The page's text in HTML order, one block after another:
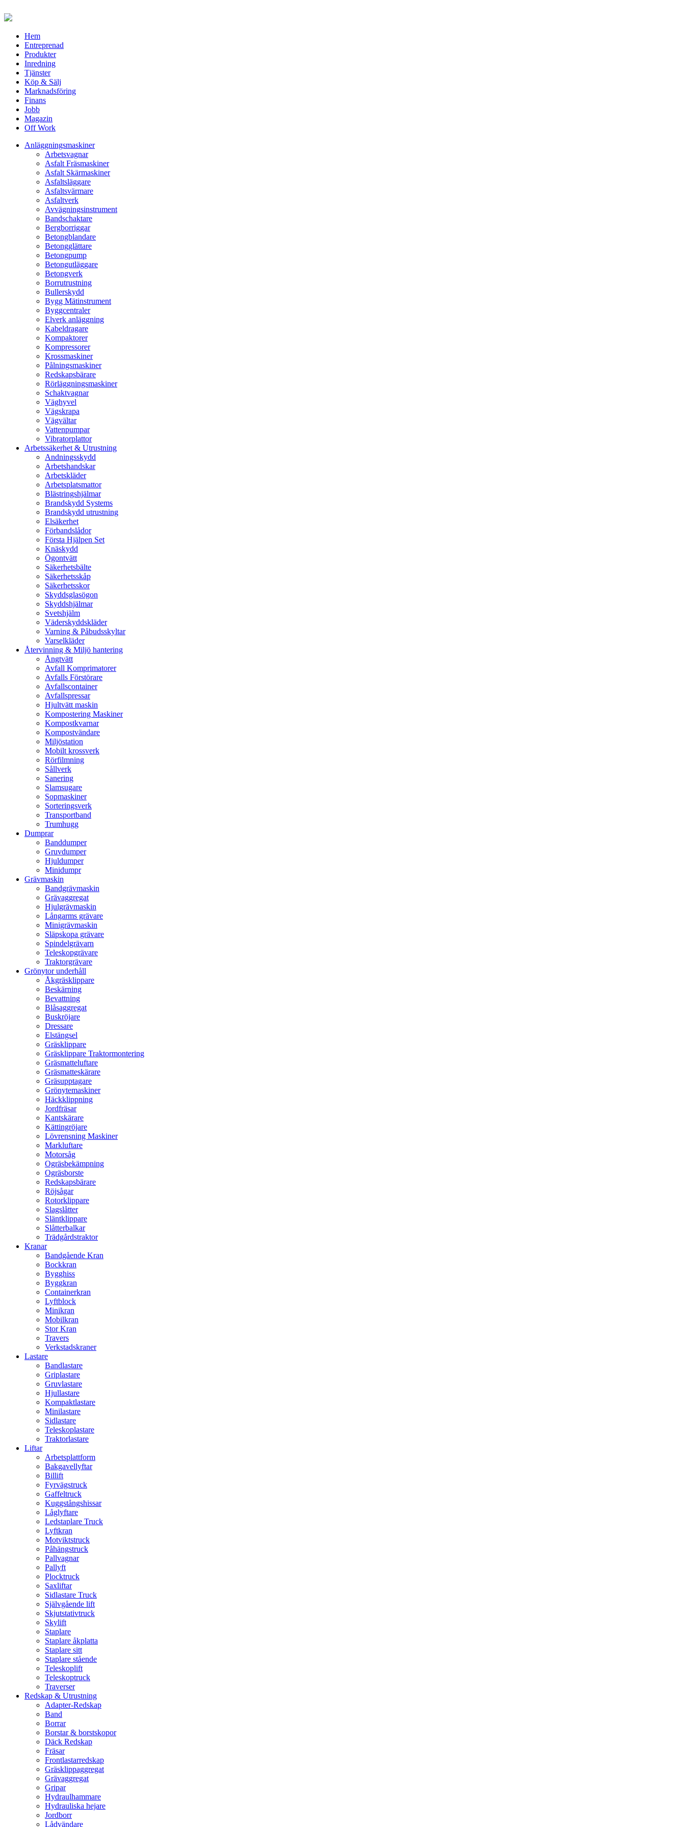
Hem
Entreprenad
Produkter
Inredning
Tjänster
Köp & Sälj
Marknadsföring
Finans
Jobb
Magazin
Off Work
Anläggningsmaskiner
Arbetsvagnar
Asfalt Fräsmaskiner
Asfalt Skärmaskiner
Asfaltsläggare
Asfaltsvärmare
Asfaltverk
Avvägningsinstrument
Bandschaktare
Bergborriggar
Betongblandare
Betongglättare
Betongpump
Betongutläggare
Betongverk
Borrutrustning
Bullerskydd
Bygg Mätinstrument
Byggcentraler
Elverk anläggning
Kabeldragare
Kompaktorer
Kompressorer
Krossmaskiner
Pålningsmaskiner
Redskapsbärare
Rörläggningsmaskiner
Schaktvagnar
Väghyvel
Vägskrapa
Vägvältar
Vattenpumpar
Vibratorplattor
Arbetssäkerhet & Utrustning
Andningsskydd
Arbetshandskar
Arbetskläder
Arbetsplatsmattor
Blästringshjälmar
Brandskydd Systems
Brandskydd utrustning
Elsäkerhet
Förbandslådor
Första Hjälpen Set
Knäskydd
Ögontvätt
Säkerhetsbälte
Säkerhetsskåp
Säkerhetsskor
Skyddsglasögon
Skyddshjälmar
Svetshjälm
Väderskyddskläder
Varning & Påbudsskyltar
Varselkläder
Återvinning & Miljö hantering
Ångtvätt
Avfall Komprimatorer
Avfalls Förstörare
Avfallscontainer
Avfallspressar
Hjultvätt maskin
Kompostering Maskiner
Kompostkvarnar
Kompostvändare
Miljöstation
Mobilt krossverk
Rörfilmning
Sållverk
Sanering
Slamsugare
Sopmaskiner
Sorteringsverk
Transportband
Trumhugg
Dumprar
Banddumper
Gruvdumper
Hjuldumper
Minidumpr
Grävmaskin
Bandgrävmaskin
Grävaggregat
Hjulgrävmaskin
Långarms grävare
Minigrävmaskin
Släpskopa grävare
Spindelgrävarn
Teleskopgrävare
Traktorgrävare
Grönytor underhåll
Åkgräsklippare
Beskärning
Bevattning
Blåsaggregat
Buskröjare
Dressare
Elstängsel
Gräsklippare
Gräsklippare Traktormontering
Gräsmatteluftare
Gräsmatteskärare
Gräsupptagare
Grönytemaskiner
Häckklippning
Jordfräsar
Kantskärare
Kättingröjare
Lövrensning Maskiner
Markluftare
Motorsåg
Ogräsbekämpning
Ogräsborste
Redskapsbärare
Röjsågar
Rotorklippare
Slagslåtter
Släntklippare
Slåtterbalkar
Trädgårdstraktor
Kranar
Bandgående Kran
Bockkran
Bygghiss
Byggkran
Containerkran
Lyftblock
Minikran
Mobilkran
Stor Kran
Travers
Verkstadskraner
Lastare
Bandlastare
Griplastare
Gruvlastare
Hjullastare
Kompaktlastare
Minilastare
Sidlastare
Teleskoplastare
Traktorlastare
Liftar
Arbetsplattform
Bakgavellyftar
Billift
Fyrvägstruck
Gaffeltruck
Kuggstångshissar
Låglyftare
Ledstaplare Truck
Lyftkran
Motviktstruck
Påhängstruck
Pallvagnar
Pallyft
Plocktruck
Saxliftar
Sidlastare Truck
Självgående lift
Skjutstativtruck
Skylift
Staplare
Staplare åkplatta
Staplare sitt
Staplare stående
Teleskoplift
Teleskoptruck
Traverser
Redskap & Utrustning
Adapter-Redskap
Band
Borrar
Borstar & borstskopor
Däck Redskap
Fräsar
Frontlastarredskap
Gräsklippaggregat
Grävaggregat
Gripar
Hydraulhammare
Hydrauliska hejare
Jordborr
Lådvändare